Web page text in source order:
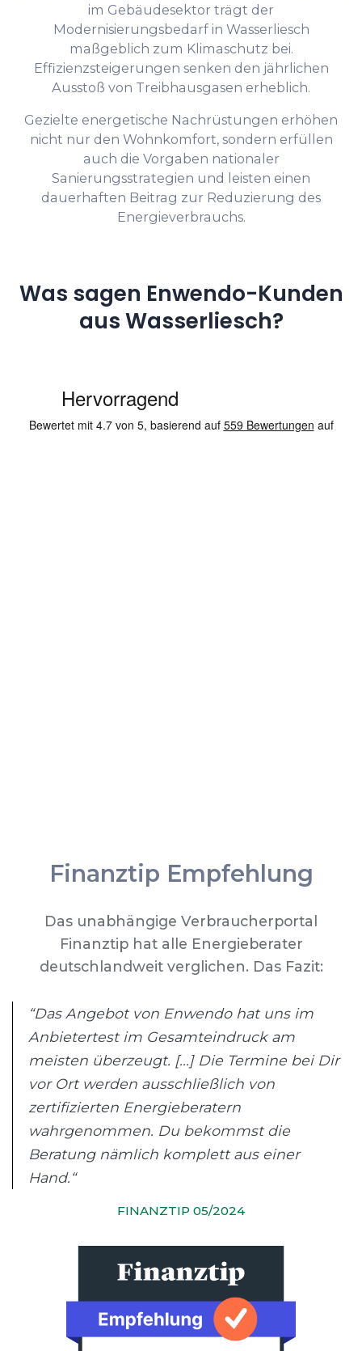
im Gebäudesektor trägt der
Modernisierungsbedarf in Wasserliesch
maßgeblich zum Klimaschutz bei.
Effizienzsteigerungen senken den jährlichen
Ausstoß von Treibhausgasen erheblich.
Gezielte energetische Nachrüstungen erhöhen
nicht nur den Wohnkomfort, sondern erfüllen
auch die Vorgaben nationaler
Sanierungsstrategien und leisten einen
dauerhaften Beitrag zur Reduzierung des
Energieverbrauchs.
Was sagen Enwendo-Kunden
aus Wasserliesch?
Finanztip Empfehlung
Das unabhängige Verbraucherportal
Finanztip hat alle Energieberater
deutschlandweit verglichen. Das Fazit:
“Das Angebot von Enwendo hat uns im
Anbietertest im Gesamteindruck am
meisten überzeugt. [...] Die Termine bei Dir
vor Ort werden ausschließlich von
zertifizierten Energieberatern
wahrgenommen. Du bekommst die
Beratung nämlich komplett aus einer
Hand.“
FINANZTIP 05/2024